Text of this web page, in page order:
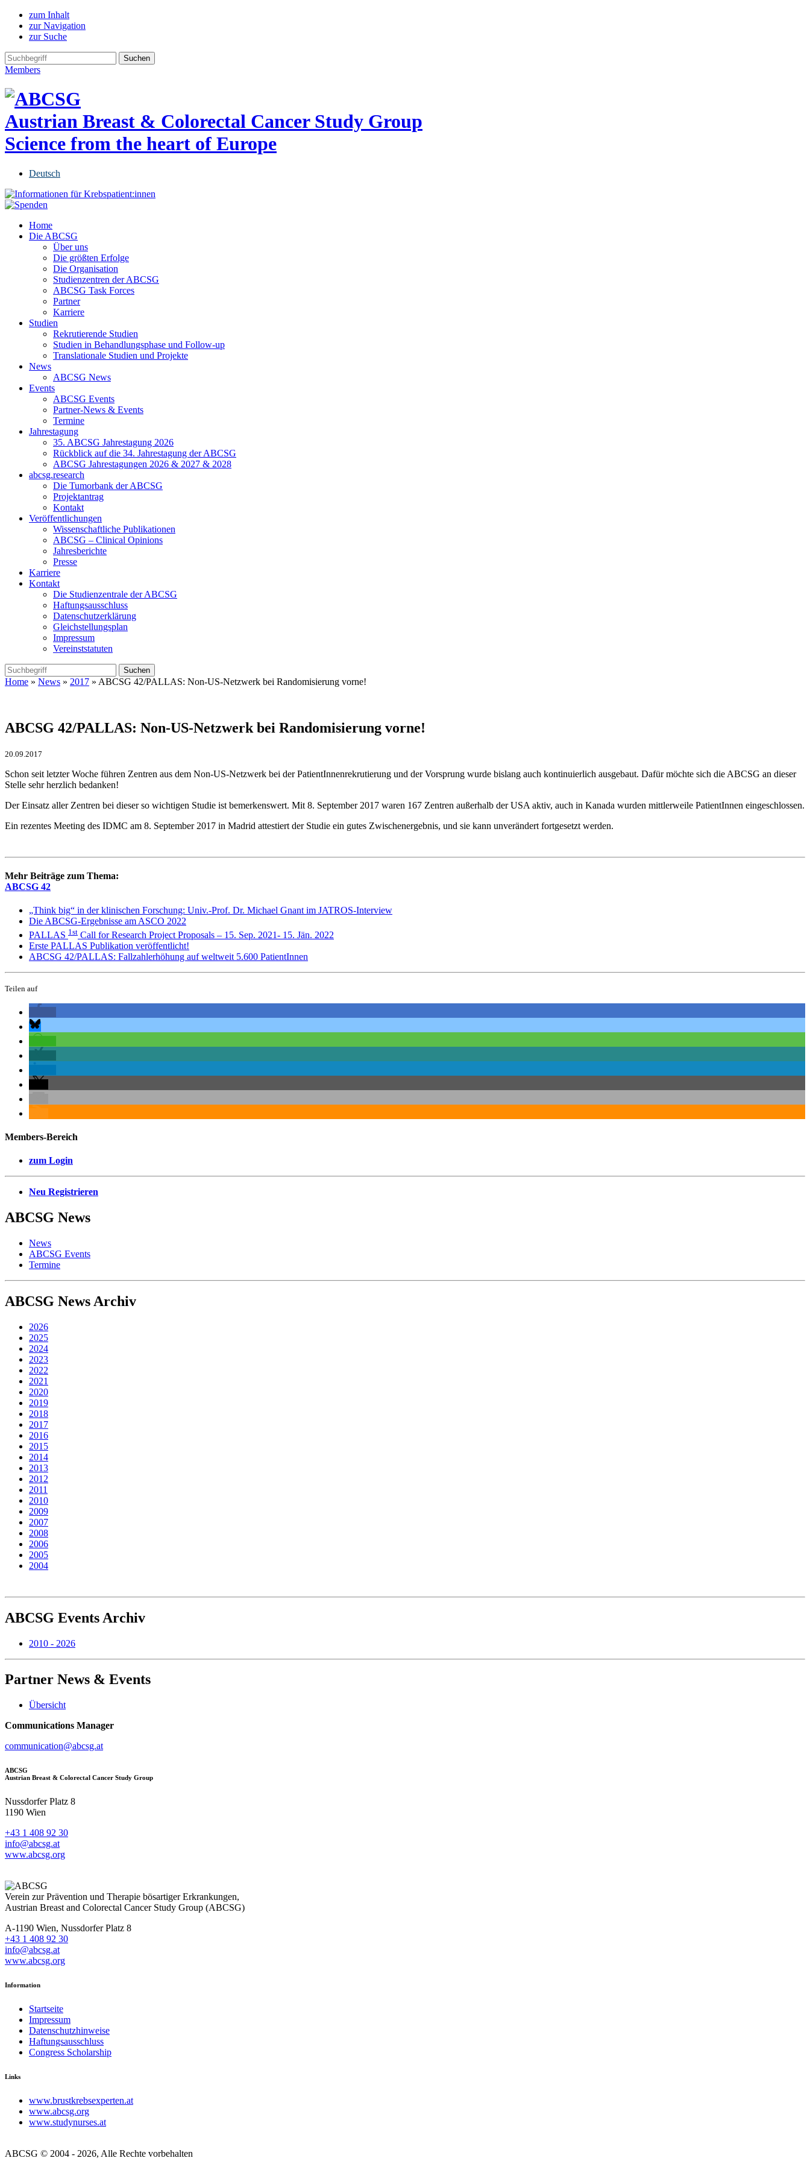
zum Inhalt
zur Navigation
zur Suche
Members
Austrian Breast & Colorectal Cancer Study Group
Science from the heart of Europe
Deutsch
Home
Die ABCSG
Über uns
Die größten Erfolge
Die Organisation
Studienzentren der ABCSG
ABCSG Task Forces
Partner
Karriere
Studien
Rekrutierende Studien
Studien in Behandlungsphase und Follow-up
Translationale Studien und Projekte
News
ABCSG News
Events
ABCSG Events
Partner-News & Events
Termine
Jahrestagung
35. ABCSG Jahrestagung 2026
Rückblick auf die 34. Jahrestagung der ABCSG
ABCSG Jahrestagungen 2026 & 2027 & 2028
abcsg.research
Die Tumorbank der ABCSG
Projektantrag
Kontakt
Veröffentlichungen
Wissenschaftliche Publikationen
ABCSG – Clinical Opinions
Jahresberichte
Presse
Karriere
Kontakt
Die Studienzentrale der ABCSG
Haftungsausschluss
Datenschutzerklärung
Gleichstellungsplan
Impressum
Vereinststatuten
Home » News » 2017 » ABCSG 42/PALLAS: Non-US-Netzwerk bei Randomisierung vorne!
ABCSG 42/PALLAS: Non-US-Netzwerk bei Randomisierung vorne!
20.09.2017
Schon seit letzter Woche führen Zentren aus dem Non-US-Netzwerk bei der PatientInnenrekrutierung und der Vorsprung wurde bislang auch kontinuierlich ausgebaut. Dafür möchte sich die ABCSG an dieser
Stelle sehr herzlich bedanken!
Der Einsatz aller Zentren bei dieser so wichtigen Studie ist bemerkenswert. Mit 8. September 2017 waren 167 Zentren außerhalb der USA aktiv, auch in Kanada wurden mittlerweile PatientInnen eingeschlossen.
Ein rezentes Meeting des IDMC am 8. September 2017 in Madrid attestiert der Studie ein gutes Zwischenergebnis, und sie kann unverändert fortgesetzt werden.
Mehr Beiträge zum Thema:
ABCSG 42
„Think big“ in der klinischen Forschung: Univ.-Prof. Dr. Michael Gnant im JATROS-Interview
Die ABCSG-Ergebnisse am ASCO 2022
PALLAS 1st Call for Research Project Proposals – 15. Sep. 2021- 15. Jän. 2022
Erste PALLAS Publikation veröffentlicht!
ABCSG 42/PALLAS: Fallzahlerhöhung auf weltweit 5.600 PatientInnen
Teilen auf
Members-Bereich
zum Login
Neu Registrieren
ABCSG News
News
ABCSG Events
Termine
ABCSG News Archiv
2026
2025
2024
2023
2022
2021
2020
2019
2018
2017
2016
2015
2014
2013
2012
2011
2010
2009
2007
2008
2006
2005
2004
ABCSG Events Archiv
2010 - 2026
Partner News & Events
Übersicht
Communications Manager
communication@abcsg.at
ABCSG
Austrian Breast & Colorectal Cancer Study Group
Nussdorfer Platz 8
1190 Wien
+43 1 408 92 30
info@abcsg.at
www.abcsg.org
Verein zur Prävention und Therapie bösartiger Erkrankungen,
Austrian Breast and Colorectal Cancer Study Group (ABCSG)
A-1190 Wien, Nussdorfer Platz 8
+43 1 408 92 30
info@abcsg.at
www.abcsg.org
Information
Startseite
Impressum
Datenschutzhinweise
Haftungsausschluss
Congress Scholarship
Links
www.brustkrebsexperten.at
www.abcsg.org
www.studynurses.at
ABCSG © 2004 - 2026, Alle Rechte vorbehalten